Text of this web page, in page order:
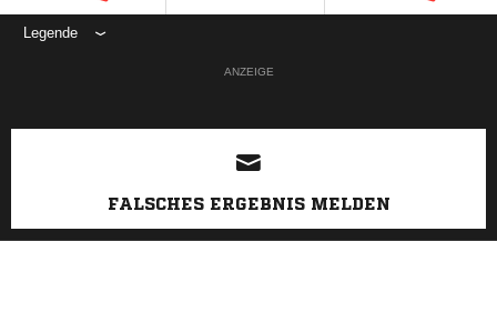
Legende
ANZEIGE
FALSCHES ERGEBNIS MELDEN